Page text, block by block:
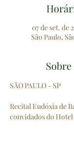
07 de set. de
São Paulo,
SÃO PAULO - SP
Recital Eudóxia de
convidados do